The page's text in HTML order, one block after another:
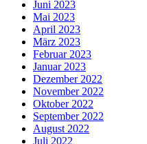
Juni 2023
Mai 2023
April 2023
März 2023
Februar 2023
Januar 2023
Dezember 2022
November 2022
Oktober 2022
September 2022
August 2022
Juli 2022